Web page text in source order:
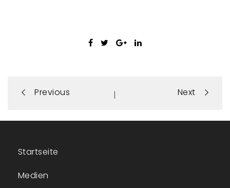
Portfolio
navigation
Previous | Next
Startseite
Medien